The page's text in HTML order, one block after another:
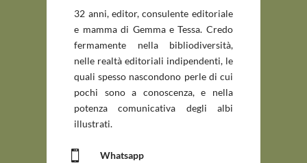
32 anni, editor, consulente editoriale
e mamma di Gemma e Tessa. Credo
fermamente nella bibliodiversità,
nelle realtà editoriali indipendenti, le
quali spesso nascondono perle di cui
pochi sono a conoscenza, e nella
potenza comunicativa degli albi
illustrati.
 Whatsapp